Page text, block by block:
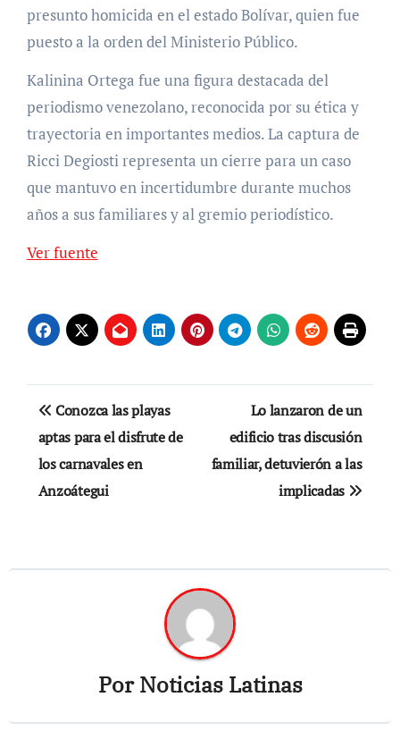
presunto homicida en el estado Bolívar, quien fue
puesto a la orden del Ministerio Público.
Kalinina Ortega fue una figura destacada del
periodismo venezolano, reconocida por su ética y
trayectoria en importantes medios. La captura de
Ricci Degiosti representa un cierre para un caso
que mantuvo en incertidumbre durante muchos
años a sus familiares y al gremio periodístico.
Ver fuente
Navegación
de
entradas
Conozca las playas
aptas para el disfrute de
los carnavales en
Anzoátegui
Lo lanzaron de un
edificio tras discusión
familiar, detuvierón a las
implicadas
PorNoticias Latinas